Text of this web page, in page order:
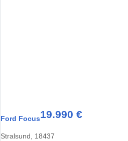
Ford Focus19.990 €
Stralsund, 18437